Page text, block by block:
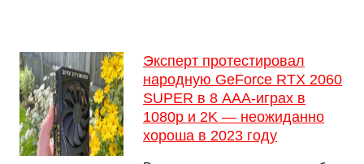
Эксперт протестировал
народную GeForce RTX 2060
SUPER в 8 ААА-играх в
1080p и 2K — неожиданно
хороша в 2023 году